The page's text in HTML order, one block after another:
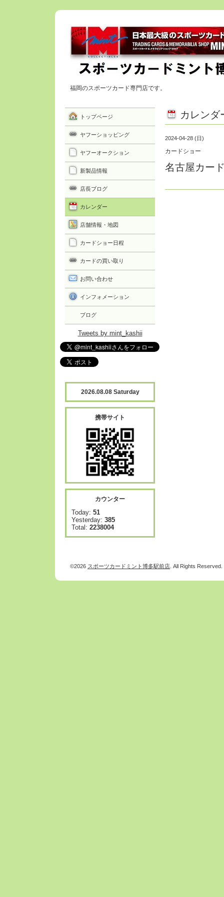
福岡のスポーツカード専門店です。
カレンダ
2024-04-28 (日)
カードショー
名古屋カー
トップページ
ヤフーショッピング
ヤフーオークション
新製品情報
店長ブログ
カレンダー
店舗情報・地図
カードショー日程
カードの買い取り
お問い合わせ
インフォメーション
ブログ
Tweets by mint_kashii
2026.08.08 Saturday
携帯サイト
カウンター
Today: 51
Yesterday: 385
Total: 2238004
©2026 スポーツカードミント博多駅前店 . All Rights Reserved.